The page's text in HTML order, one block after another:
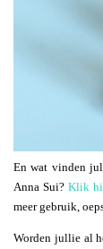
En wat vinden
Anna Sui?Klik
meer gebruik,
Worden jullie al